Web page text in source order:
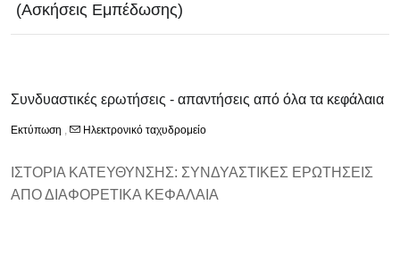
(Ασκήσεις Εμπέδωσης)
Συνδυαστικές ερωτήσεις - απαντήσεις από όλα τα κεφάλαια
Εκτύπωση , Ηλεκτρονικό ταχυδρομείο
ΙΣΤΟΡΙΑ ΚΑΤΕΥΘΥΝΣΗΣ: ΣΥΝΔΥΑΣΤΙΚΕΣ ΕΡΩΤΗΣΕΙΣ
ΑΠΟ ΔΙΑΦΟΡΕΤΙΚΑ ΚΕΦΑΛΑΙΑ